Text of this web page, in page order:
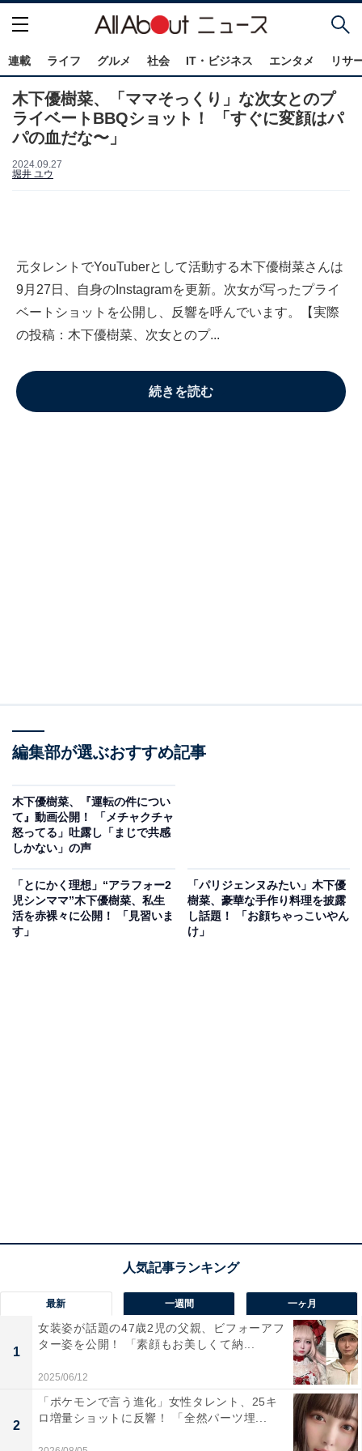
連載 ライフ グルメ 社会 IT・ビジネス エンタメ リサ
木下優樹菜、「ママそっくり」な次女とのプ
ライベートBBQショット！ 「すぐに変顔はパ
パの血だな〜」
2024.09.27
堀井 ユウ
元タレントでYouTuberとして活動する木下優樹菜さんは
9月27日、自身のInstagramを更新。次女が写ったプライ
ベートショットを公開し、反響を呼んでいます。【実際
の投稿：木下優樹菜、次女とのプ...
続きを読む
編集部が選ぶおすすめ記事
木下優樹菜、『運転の件につい
て』動画公開！ 「メチャクチャ
怒ってる」吐露し「まじで共感
しかない」の声
「とにかく理想」“アラフォー2
児シンママ”木下優樹菜、私生
活を赤裸々に公開！ 「見習いま
す」
「パリジェンヌみたい」木下優
樹菜、豪華な手作り料理を披露
し話題！ 「お顔ちゃっこいやん
け」
最新 一週間 一ヶ月
1
女装姿が話題の47歳2児の父親、ビフォーアフ
ター姿を公開！ 「素顔もお美しくて納...
2025/06/12
2
「ポケモンで言う進化」女性タレント、25キ
ロ増量ショットに反響！ 「全然パーツ埋...